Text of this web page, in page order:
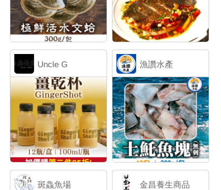
Uncle G 漁讚水產
斑鱻魚場 金昌養生商品